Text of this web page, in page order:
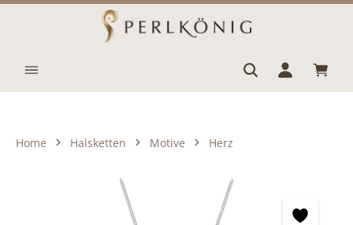
Zum Hauptinhalt springen
Home Halsketten Motive Herz
Bildergalerie überspringen